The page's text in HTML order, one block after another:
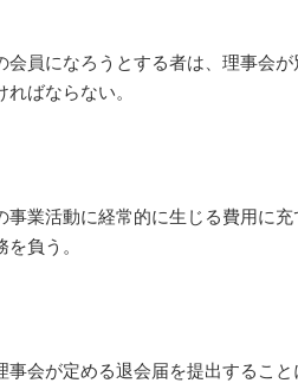
会員になろうとする者は、理事会
ればならない。
事業活動に経常的に生じる費用に
負う。
事会が定める退会届を提出するこ